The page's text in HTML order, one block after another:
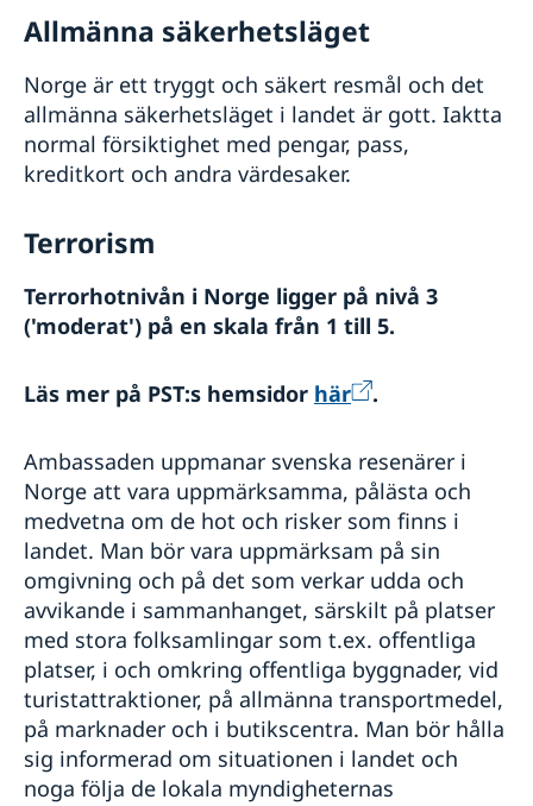
Allmänna säkerhetsläget
Norge är ett tryggt och säkert resmål och det
allmänna säkerhetsläget i landet är gott. Iaktta
normal försiktighet med pengar, pass,
kreditkort och andra värdesaker.
Terrorism
Terrorhotnivån i Norge ligger på nivå 3
('moderat') på en skala från 1 till 5.
Läs mer på PST:s hemsidor här .
Ambassaden uppmanar svenska resenärer i
Norge att vara uppmärksamma, pålästa och
medvetna om de hot och risker som finns i
landet. Man bör vara uppmärksam på sin
omgivning och på det som verkar udda och
avvikande i sammanhanget, särskilt på platser
med stora folksamlingar som t.ex. offentliga
platser, i och omkring offentliga byggnader, vid
turistattraktioner, på allmänna transportmedel,
på marknader och i butikscentra. Man bör hålla
sig informerad om situationen i landet och
noga följa de lokala myndigheternas